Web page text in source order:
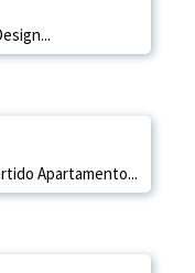
Apartamento...